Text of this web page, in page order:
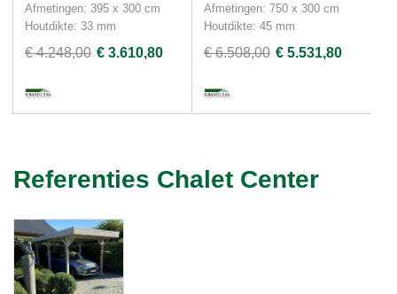
Afmetingen: 395 x 300 cm
Houtdikte: 33 mm
€ 4.248,00 € 3.610,80
Afmetingen: 750 x 300 cm
Houtdikte: 45 mm
€ 6.508,00 € 5.531,80
Referenties Chalet Center